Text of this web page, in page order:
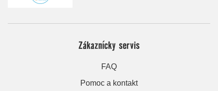
Zákaznícky servis
FAQ
Pomoc a kontakt